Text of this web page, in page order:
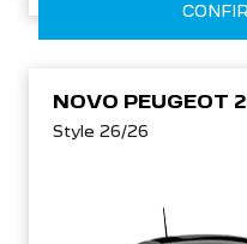
NOVO PEUGEOT
Style 26/26